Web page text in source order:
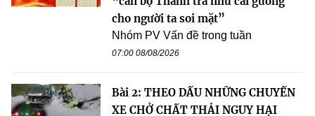
cho người ta soi mặt”
Nhóm PV Vấn đề trong tuần
07:00 08/08/2026
Bài 2: THEO DẤU NHỮNG CHUYẾN
XE CHỞ CHẤT THẢI NGUY HẠI